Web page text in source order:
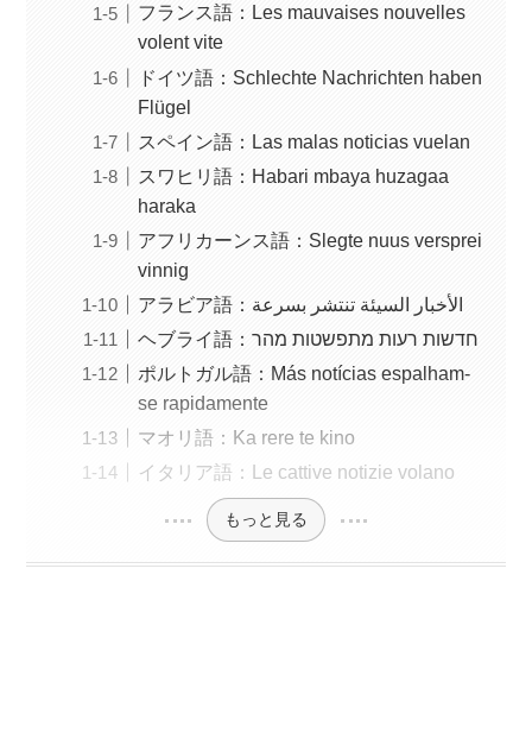
フランス語：Les mauvaises nouvelles
volent vite
ドイツ語：Schlechte Nachrichten haben
Flügel
スペイン語：Las malas noticias vuelan
スワヒリ語：Habari mbaya huzagaa
haraka
アフリカーンス語：Slegte nuus versprei
vinnig
アラビア語：الأخبار السيئة تنتشر بسرعة
ヘブライ語：חדשות רעות מתפשטות מהר
ポルトガル語：Más notícias espalham-
se rapidamente
マオリ語：Ka rere te kino
イタリア語：Le cattive notizie volano
もっと見る